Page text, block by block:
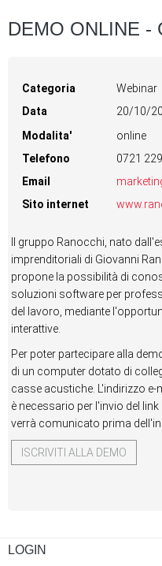
DEMO ONLINE -
Categoria
Webinar
Data
20/10/
Modalita'
online
Telefono
0721
Email
Sito internet
Il gruppo Ranocchi, nato
imprenditoriali di Giovanni
propone la possibilità di
soluzioni software per
del lavoro, mediante
interattive.
Per poter partecipare alla
di un computer dotato di
casse acustiche. L'indirizzo
è necessario per l'invio del
verrà comunicato prima
ISCRIVITI ALLA DEMO
LOGIN